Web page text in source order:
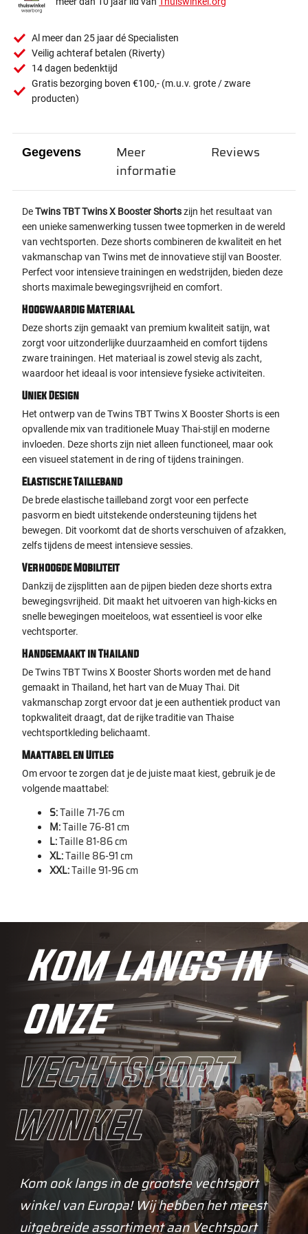
Al meer dan 25 jaar dé Specialisten
Veilig achteraf betalen (Riverty)
14 dagen bedenktijd
Gratis bezorging boven €100,- (m.u.v. grote / zware
producten)
Gegevens
DeTwins TBT Twins X Booster Shortszijn het resultaat van
een unieke samenwerking tussen twee topmerken in de wereld
van vechtsporten. Deze shorts combineren de kwaliteit en het
vakmanschap van Twins met de innovatieve stijl van Booster.
Perfect voor intensieve trainingen en wedstrijden, bieden deze
shorts maximale bewegingsvrijheid en comfort.
Hoogwaardig Materiaal
Deze shorts zijn gemaakt van premium kwaliteit satijn, wat
zorgt voor uitzonderlijke duurzaamheid en comfort tijdens
zware trainingen. Het materiaal is zowel stevig als zacht,
waardoor het ideaal is voor intensieve fysieke activiteiten.
Uniek Design
Het ontwerp van de Twins TBT Twins X Booster Shorts is een
opvallende mix van traditionele Muay Thai-stijl en moderne
invloeden. Deze shorts zijn niet alleen functioneel, maar ook
een visueel statement in de ring of tijdens trainingen.
Elastische Tailleband
De brede elastische tailleband zorgt voor een perfecte
pasvorm en biedt uitstekende ondersteuning tijdens het
bewegen. Dit voorkomt dat de shorts verschuiven of afzakken,
zelfs tijdens de meest intensieve sessies.
Verhoogde Mobiliteit
Dankzij de zijsplitten aan de pijpen bieden deze shorts extra
bewegingsvrijheid. Dit maakt het uitvoeren van high-kicks en
snelle bewegingen moeiteloos, wat essentieel is voor elke
vechtsporter.
Handgemaakt in Thailand
De Twins TBT Twins X Booster Shorts worden met de hand
gemaakt in Thailand, het hart van de Muay Thai. Dit
vakmanschap zorgt ervoor dat je een authentiek product van
topkwaliteit draagt, dat de rijke traditie van Thaise
vechtsportkleding belichaamt.
Maattabel en Uitleg
Om ervoor te zorgen dat je de juiste maat kiest, gebruik je de
volgende maattabel:
S:Taille 71-76 cm
M:Taille 76-81 cm
L:Taille 81-86 cm
XL:Taille 86-91 cm
XXL:Taille 91-96 cm
Meer
informatie
Reviews
Kom langs in
onze
vechtsport
winkel
Kom ook langs in de grootste vechtsport
winkel van Europa! Wij hebben het meest
uitgebreide assortiment aan Vechtsport